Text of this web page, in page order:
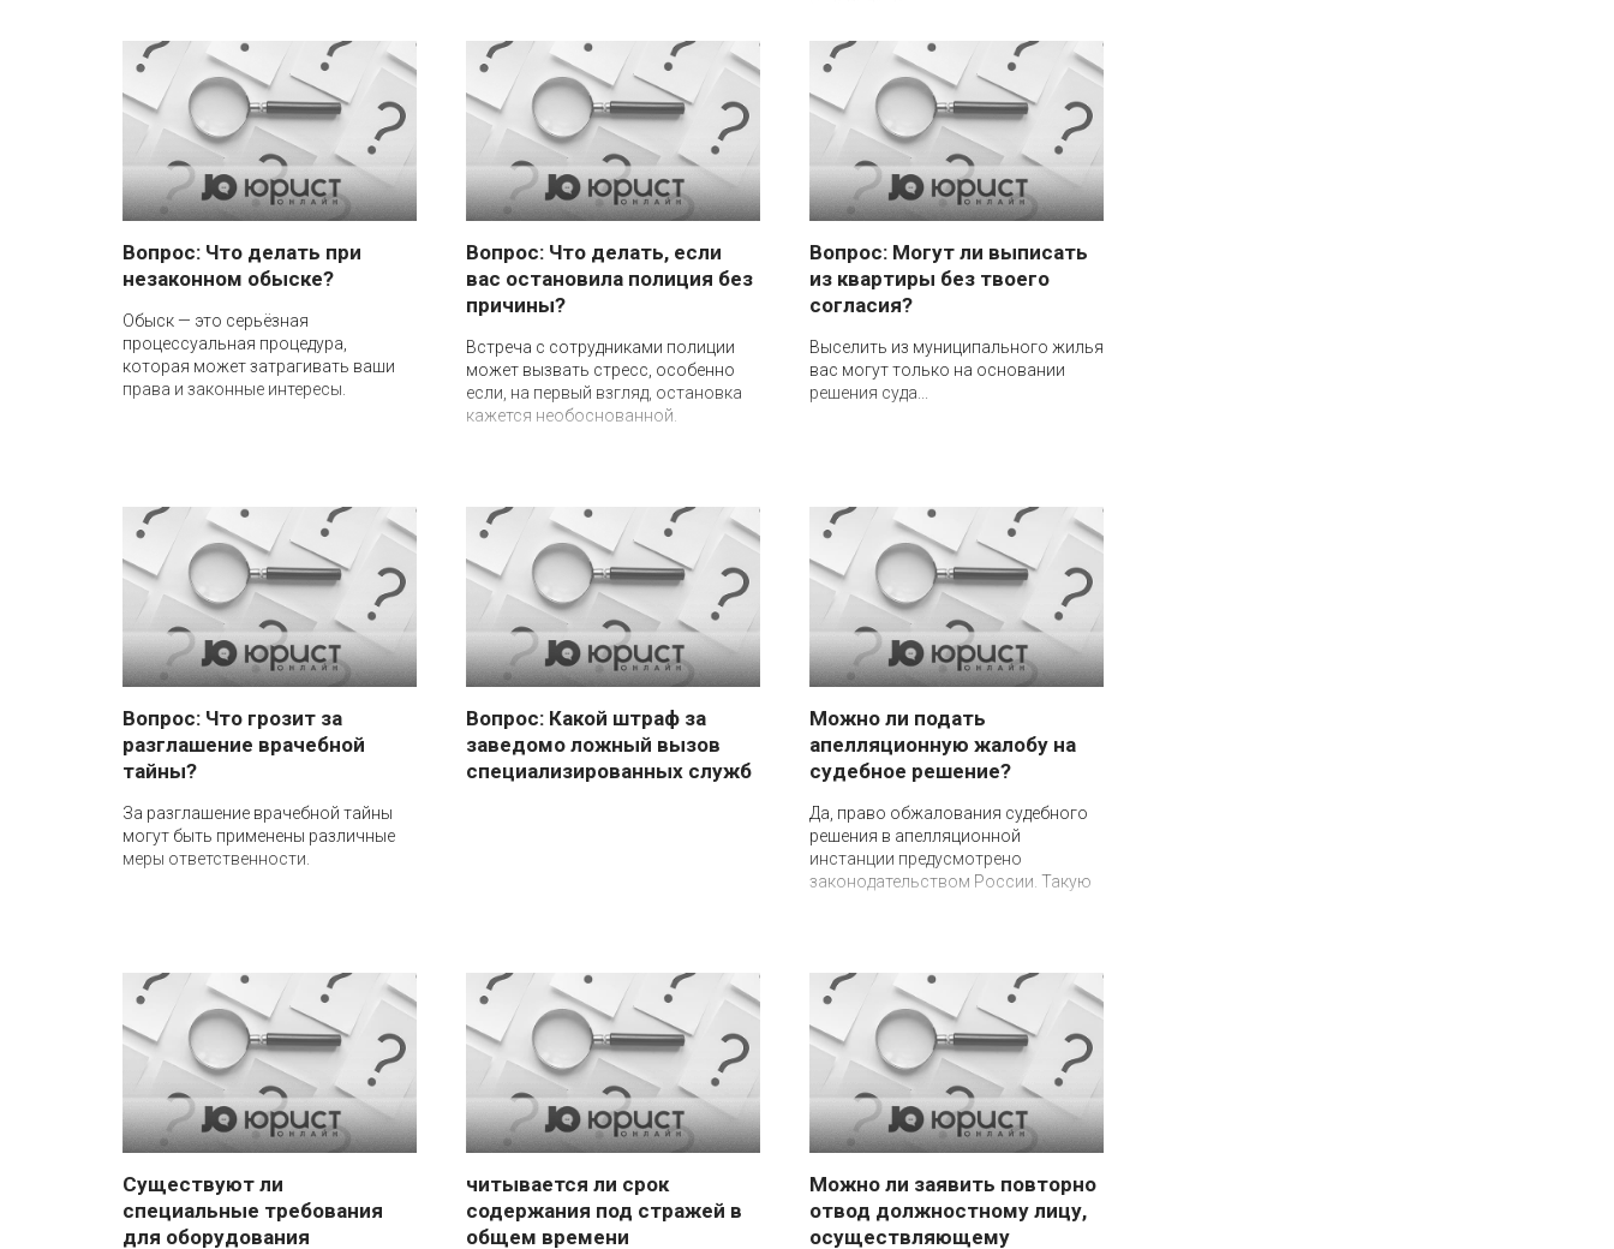
Вопрос: Что делать при
незаконном обыске?
Обыск — это серьёзная
процессуальная процедура,
которая может затрагивать ваши
права и законные интересы.
Вопрос: Что делать, если
вас остановила полиция без
причины?
Встреча с сотрудниками полиции
может вызвать стресс, особенно
если, на первый взгляд, остановка
кажется необоснованной.
Вопрос: Могут ли выписать
из квартиры без твоего
согласия?
Выселить из муниципального жилья
вас могут только на основании
решения суда...
Вопрос: Что грозит за
разглашение врачебной
тайны?
За разглашение врачебной тайны
могут быть применены различные
меры ответственности.
Вопрос: Какой штраф за
заведомо ложный вызов
специализированных служб
Можно ли подать
апелляционную жалобу на
судебное решение?
Да, право обжалования судебного
решения в апелляционной
инстанции предусмотрено
законодательством России. Такую
Существуют ли
специальные требования
для оборудования
читывается ли срок
содержания под стражей в
общем времени
Можно ли заявить повторно
отвод должностному лицу,
осуществляющему